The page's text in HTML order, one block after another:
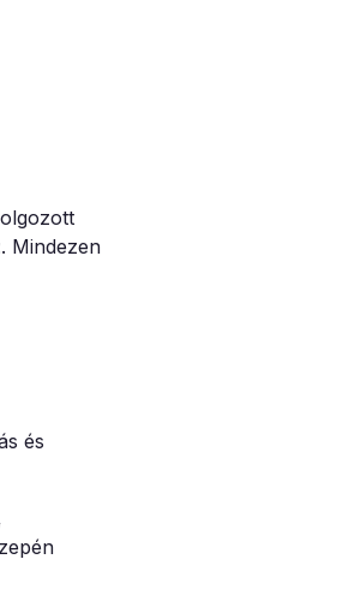
. Mindezen
és